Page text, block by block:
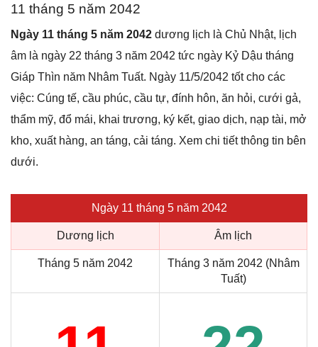
11 tháng 5 năm 2042
Ngày 11 tháng 5 năm 2042 dương lịch là Chủ Nhật, lịch
âm là ngày 22 tháng 3 năm 2042 tức ngày Kỷ Dậu tháng
Giáp Thìn năm Nhâm Tuất. Ngày 11/5/2042 tốt cho các
việc: Cúng tế, cầu phúc, cầu tự, đính hôn, ăn hỏi, cưới gả,
thẩm mỹ, đổ mái, khai trương, ký kết, giao dịch, nạp tài, mở
kho, xuất hàng, an táng, cải táng. Xem chi tiết thông tin bên
dưới.
Ngày 11 tháng 5 năm 2042
Dương lịch Âm lịch
Tháng 5 năm 2042
Tháng 3 năm 2042 (Nhâm
Tuất)